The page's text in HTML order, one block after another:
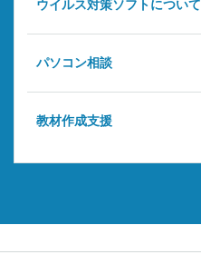
ウイルス対策ソフトについて
パソコン相談
教材作成支援